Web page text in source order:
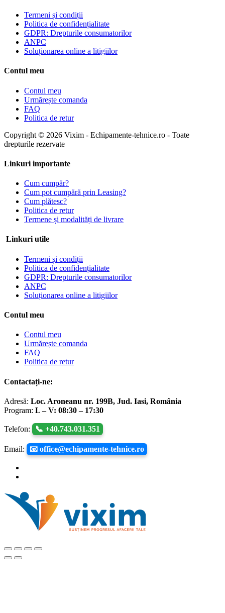
Termeni și condiții
Politica de confidențialitate
GDPR: Drepturile consumatorilor
ANPC
Soluționarea online a litigiilor
Contul meu
Contul meu
Urmărește comanda
FAQ
Politica de retur
Copyright © 2026 Vixim - Echipamente-tehnice.ro - Toate
drepturile rezervate
Linkuri importante
Cum cumpăr?
Cum pot cumpără prin Leasing?
Cum plătesc?
Politica de retur
Termene și modalități de livrare
Linkuri utile
Termeni și condiții
Politica de confidențialitate
GDPR: Drepturile consumatorilor
ANPC
Soluționarea online a litigiilor
Contul meu
Contul meu
Urmărește comanda
FAQ
Politica de retur
Contactați-ne:
Adresă: Loc. Aroneanu nr. 199B, Jud. Iasi, România
Program: L – V: 08:30 – 17:30
Telefon: 📞 +40.743.031.351
Email: 📧 office@echipamente-tehnice.ro